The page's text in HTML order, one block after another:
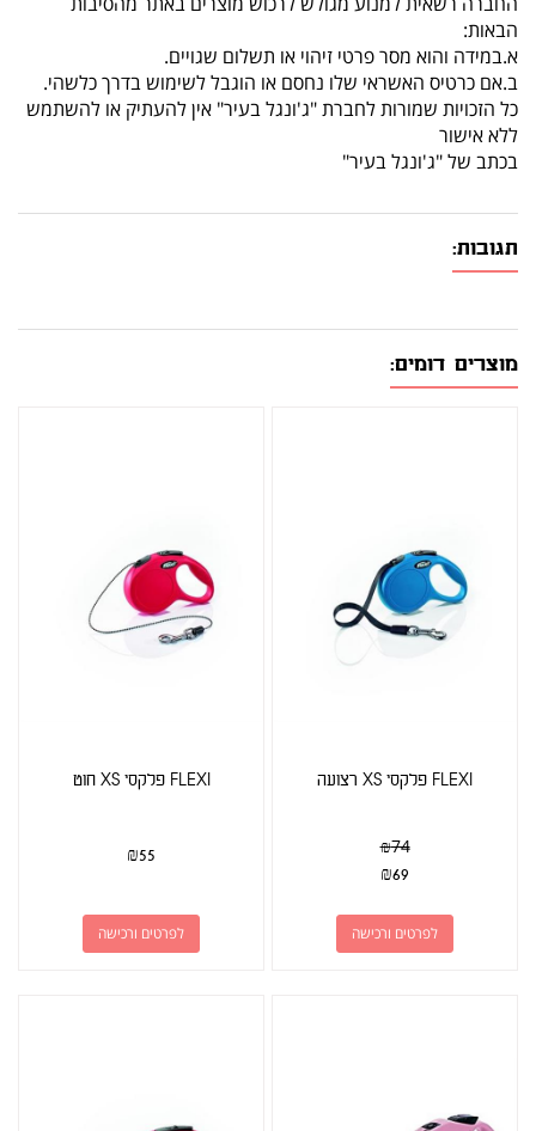
הבאות:
א.במידה והוא מסר פרטי זיהוי או תשלום שגויים.
ב.אם כרטיס האשראי שלו נחסם או הוגבל לשימוש בדרך כלשהי.
כל הזכויות שמורות לחברת "ג'ונגל בעיר" אין להעתיק או להשתמש
ללא אישור
בכתב של "ג'ונגל בעיר"
תגובות:
מוצרים דומים:
FLEXI פלקסי XS רצועה
₪74
₪69
לפרטים ורכישה
FLEXI פלקסי XS חוט
₪55
לפרטים ורכישה